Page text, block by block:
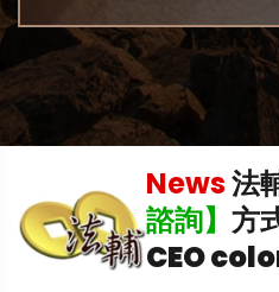
News法
諮詢】 方
CEO